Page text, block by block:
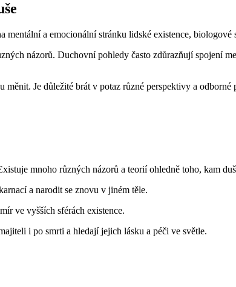
a emocionální stránku lidské existence,
názorů. Duchovní pohledy často zdůrazňují spojení
Je důležité brát v potaz různé perspektivy a
mnoho různých názorů a teorií ohledně toho, kam
a narodit se znovu v jiném těle.
ve vyšších sférách existence.
i po smrti a hledají jejich lásku a péči ve světle.